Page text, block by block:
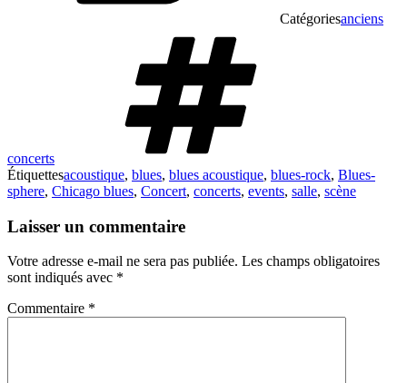
Catégoriesanciens
concerts
Étiquettesacoustique, blues, blues acoustique, blues-rock, Blues-
sphere, Chicago blues, Concert, concerts, events, salle, scène
Laisser un commentaire
Votre adresse e-mail ne sera pas publiée. Les champs obligatoires
sont indiqués avec *
Commentaire *